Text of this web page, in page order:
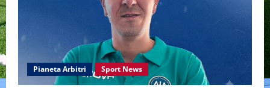
Pianeta Arbitri Sport News